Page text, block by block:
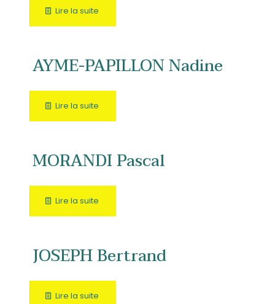
Lire la suite
AYME-PAPILLON Nadine
Lire la suite
MORANDI Pascal
Lire la suite
JOSEPH Bertrand
Lire la suite